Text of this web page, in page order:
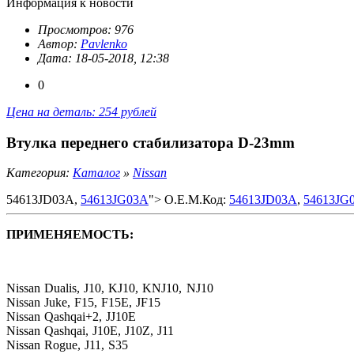
Просмотров: 976
Автор: Pavlenko
Дата: 18-05-2018, 12:38
0
Цена на деталь: 254 рублей
Втулка переднего стабилизатора D-23mm
Категория: Каталог » Nissan
54613JD03A, 54613JG03A"> O.E.M.Код: 54613JD03A,
ПРИМЕНЯЕМОСТЬ:
Nissan Dualis, J10, KJ10, KNJ10, NJ10
Nissan Juke, F15, F15E, JF15
Nissan Qashqai+2, JJ10E
Nissan Qashqai, J10E, J10Z, J11
Nissan Rogue, J11, S35